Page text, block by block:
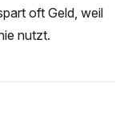
oft Geld, weil
nutzt.